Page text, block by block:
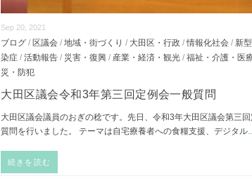
Sep 20, 2021
ブログ /区議会 /地域・街づくり / 大田区・行政 /情報化社会 / 新
染症 /活動報告 / 災害・復興 / 産業・経済・観光 /福祉・介護・医
災・防犯
大田区議会令和3年第三回定例会一般質問
大田区議会議員のおぎの稔です。先日、令和3年大田区議会第三
質問を行いました。 テーマは自宅療養者への食糧支援、デジタル
続きを読む